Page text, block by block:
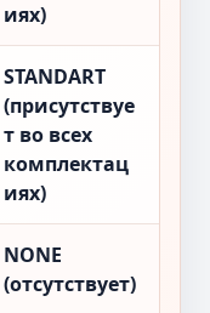
иях)
STANDART
(присутствуе
т во всех
комплектац
иях)
NONE
(отсутствует)